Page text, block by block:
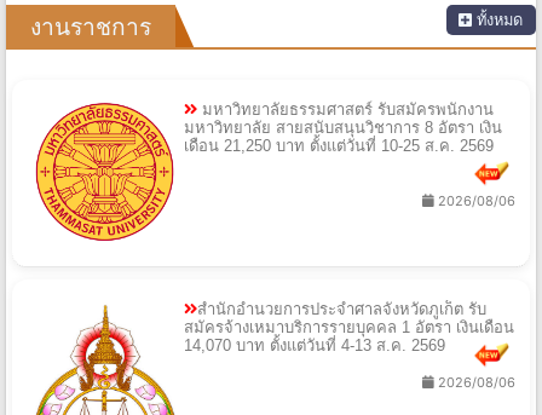
งานราชการ ทั้งหมด
มหาวิทยาลัยธรรมศาสตร์ รับสมัครพนักงาน
มหาวิทยาลัย สายสนับสนุนวิชาการ 8 อัตรา เงิน
เดือน 21,250 บาท ตั้งแต่วันที่ 10-25 ส.ค. 2569
2026/08/06
สำนักอำนวยการประจำศาลจังหวัดภูเก็ต รับ
สมัครจ้างเหมาบริการรายบุคคล 1 อัตรา เงินเดือน
14,070 บาท ตั้งแต่วันที่ 4-13 ส.ค. 2569
2026/08/06